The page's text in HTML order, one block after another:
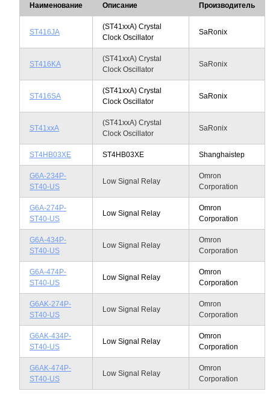
Наименование Описание Производитель
ST416JA
(ST41xxA) Crystal
Clock Oscillator
SaRonix
ST416KA
(ST41xxA) Crystal
Clock Oscillator
SaRonix
ST416SA
(ST41xxA) Crystal
Clock Oscillator
SaRonix
ST41xxA
(ST41xxA) Crystal
Clock Oscillator
SaRonix
ST4HB03XE ST4HB03XE Shanghaistep
G6A-234P-
ST40-US
Low Signal Relay
Omron
Corporation
G6A-274P-
ST40-US
Low Signal Relay
Omron
Corporation
G6A-434P-
ST40-US
Low Signal Relay
Omron
Corporation
G6A-474P-
ST40-US
Low Signal Relay
Omron
Corporation
G6AK-274P-
ST40-US
Low Signal Relay
Omron
Corporation
G6AK-434P-
ST40-US
Low Signal Relay
Omron
Corporation
G6AK-474P-
ST40-US
Low Signal Relay
Omron
Corporation